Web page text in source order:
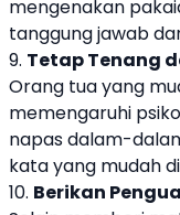
mengenakan
tanggung jawab
9. Tetap Tenang
Orang tua yang
memengaruhi
napas dalam-
kata yang mudah
10. Berikan